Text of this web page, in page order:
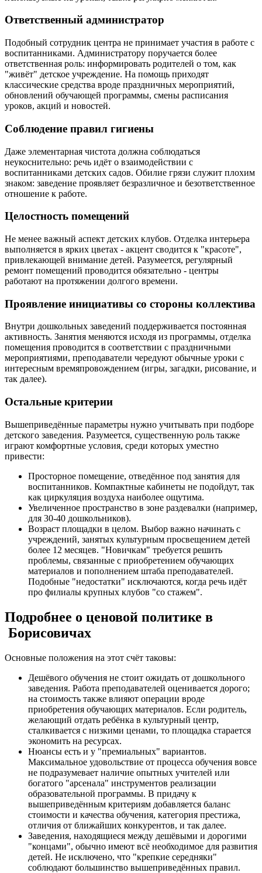
Ответственный администратор
Подобный сотрудник центра не принимает участия в работе с
воспитанниками. Администратору поручается более
ответственная роль: информировать родителей о том, как
"живёт" детское учреждение. На помощь приходят
классические средства вроде праздничных мероприятий,
обновлений обучающей программы, смены расписания
уроков, акций и новостей.
Соблюдение правил гигиены
Даже элементарная чистота должна соблюдаться
неукоснительно: речь идёт о взаимодействии с
воспитанниками детских садов. Обилие грязи служит плохим
знаком: заведение проявляет безразличное и безответственное
отношение к работе.
Целостность помещений
Не менее важный аспект детских клубов. Отделка интерьера
выполняется в ярких цветах - акцент сводится к "красоте",
привлекающей внимание детей. Разумеется, регулярный
ремонт помещений проводится обязательно - центры
работают на протяжении долгого времени.
Проявление инициативы со стороны коллектива
Внутри дошкольных заведений поддерживается постоянная
активность. Занятия меняются исходя из программы, отделка
помещения проводится в соответствии с праздничными
мероприятиями, преподаватели чередуют обычные уроки с
интересным времяпровождением (игры, загадки, рисование, и
так далее).
Остальные критерии
Вышеприведённые параметры нужно учитывать при подборе
детского заведения. Разумеется, существенную роль также
играют комфортные условия, среди которых уместно
привести:
Просторное помещение, отведённое под занятия для
воспитанников. Компактные кабинеты не подойдут, так
как циркуляция воздуха наиболее ощутима.
Увеличенное пространство в зоне раздевалки (например,
для 30-40 дошкольников).
Возраст площадки в целом. Выбор важно начинать с
учреждений, занятых культурным просвещением детей
более 12 месяцев. "Новичкам" требуется решить
проблемы, связанные с приобретением обучающих
материалов и пополнением штаба преподавателей.
Подобные "недостатки" исключаются, когда речь идёт
про филиалы крупных клубов "со стажем".
Подробнее о ценовой политике в
Борисовичах
Основные положения на этот счёт таковы:
Дешёвого обучения не стоит ожидать от дошкольного
заведения. Работа преподавателей оценивается дорого;
на стоимость также влияют операции вроде
приобретения обучающих материалов. Если родитель,
желающий отдать ребёнка в культурный центр,
сталкивается с низкими ценами, то площадка старается
экономить на ресурсах.
Нюансы есть и у "премиальных" вариантов.
Максимальное удовольствие от процесса обучения вовсе
не подразумевает наличие опытных учителей или
богатого "арсенала" инструментов реализации
образовательной программы. В придачу к
вышеприведённым критериям добавляется баланс
стоимости и качества обучения, категория престижа,
отличия от ближайших конкурентов, и так далее.
Заведения, находящиеся между дешёвыми и дорогими
"концами", обычно имеют всё необходимое для развития
детей. Не исключено, что "крепкие середняки"
соблюдают большинство вышеприведённых правил.